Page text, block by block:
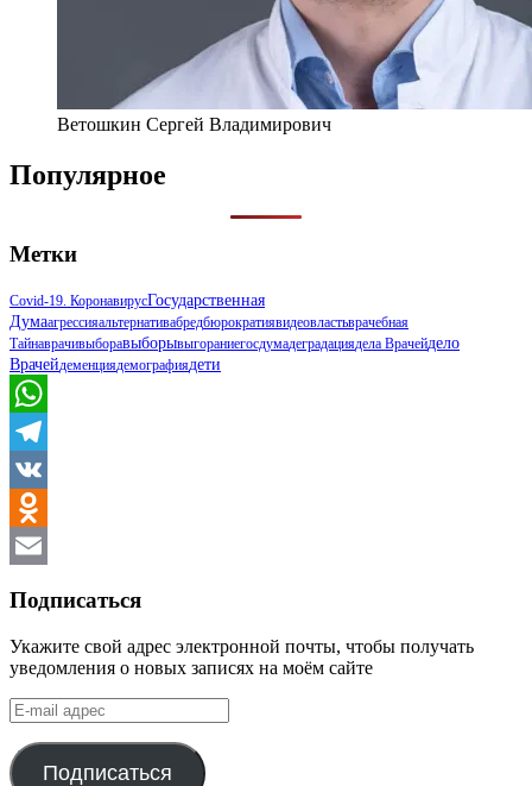
Ветошкин Сергей Владимирович
Популярное
Метки
Covid-19. КоронавирусГосударственная
ДумаАгрессияАльтернативаБредБюрократияВидеоВластьВрачебная
ТайнаВрачиВыбораВыборыВыгораниеГосдумаДеградацияДела ВрачейДело
ВрачейДеменцияДемографияДети
WhatsApp
Telegram
VK
Odnoklassniki
Подписаться
Укажите свой адрес электронной почты, чтобы получать
уведомления о новых записях на моём сайте
E-
mail
адрес
Подписаться